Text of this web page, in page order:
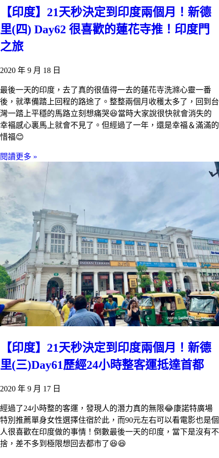
【印度】21天秒決定到印度兩個月！新德
里(四) Day62 很喜歡的蓮花寺推！印度門
之旅
2020 年 9 月 18 日
最後一天的印度，去了真的很值得一去的蓮花寺洗滌心靈一番
後，就準備踏上回程的路途了。整整兩個月收穫太多了，回到台
灣一踏上平穩的馬路立刻想痛哭😆當時大家說很快就會消失的
幸褔感心裏馬上就會不見了。但經過了一年，還是幸福＆滿滿的
惜福😊
閱讀更多 »
【印度】21天秒決定到印度兩個月！新德
里(三)Day61歷經24小時整客運抵達首都
2020 年 9 月 17 日
經過了24小時整的客運，發現人的潛力真的無限😂康諾特廣場
特別推薦單身女性選擇住宿於此，而90元左右可以看電影也是個
人很喜歡在印度做的事情！倒數最後一天的印度，當下是沒有不
捨，差不多到極限想回去都市了😆😆